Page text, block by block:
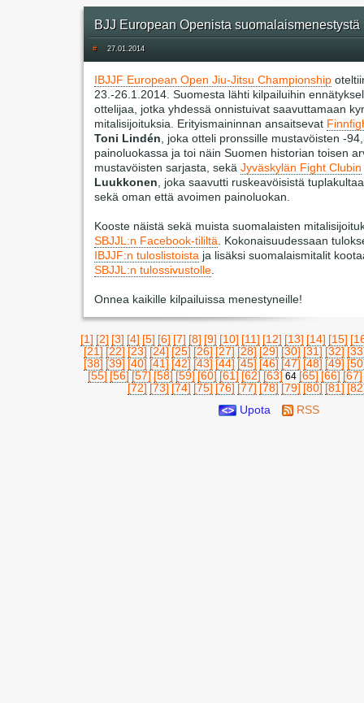
BJJ European Openista suomalaismenestystä
# 27.01.2014
IBJJF European Open Jiu-Jitsu Championship
23.-26.1.2014. Suomesta lähti kilpailuihin
ottelijaa, jotka yhdessä onnistuivat saavuttamaan
mitalisijoituksia. Erityismaininnan ansaitsevat
Toni Lindén , joka otteli pronssille mustavöisten -
painoluokassa ja toi näin Suomen historian toisen
mustavöisten sarjasta, sekä Jyväskylän Fight Clubin
Luukkonen , joka saavutti ruskeavöisistä
sekä oman että avoimen painoluokan.
Kooste näistä sekä muista suomalaisten
SBJJL:n Facebook-tililtä . Kokonaisuudessaan
IBJJF:n tuloslistoista ja lisäksi suomalaismitalit
SBJJL:n tulossivustolle
Onnea kaikille kilpailuissa menestyneille!
[1] [2] [3] [4] [5] [6] [7] [8] [9] [10] [11] [12] [13] [14] [15]
[21] [22] [23] [24] [25] [26] [27] [28] [29] [30] [31] [32]
[38] [39] [40] [41] [42] [43] [44] [45] [46] [47] [48] [49]
[55] [56] [57] [58] [59] [60] [61] [62] [63] 64 [65] [66] [67]
[72] [73] [74] [75] [76] [77] [78] [79] [80] [81]
Upota
RSS